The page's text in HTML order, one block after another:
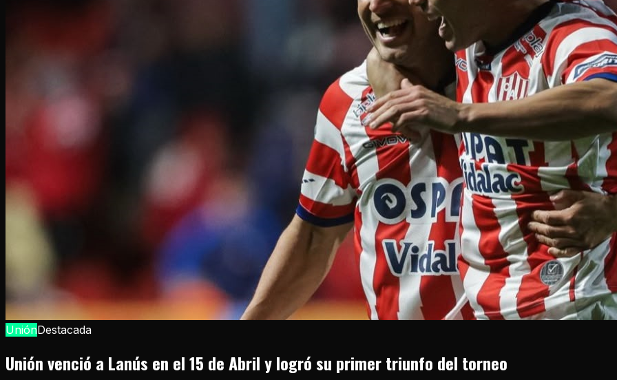
UniónDestacada
Unión venció a Lanús en el 15 de Abril y logró su primer triunfo del torneo